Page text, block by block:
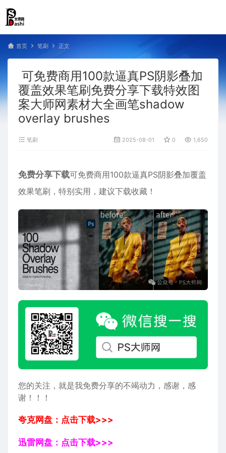
首页 笔刷 正文
可免费商用100款逼真PS阴影叠加
覆盖效果笔刷免费分享下载特效图
案大师网素材大全画笔shadow
overlay brushes
笔刷 2025-08-01 0 1,650
免费分享下载可免费商用100款逼真PS阴影叠加覆盖
效果笔刷，特别实用，建议下载收藏！
您的关注，就是我免费分享的不竭动力，感谢，感
谢！！！
夸克网盘：点击下载>>>
迅雷网盘：点击下载>>>